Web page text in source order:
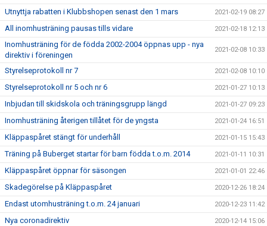
Utnyttja rabatten i Klubbshopen senast den 1 mars 2021-02-19 08:27
All inomhusträning pausas tills vidare 2021-02-18 12:13
Inomhusträning för de födda 2002-2004 öppnas upp - nya
direktiv i föreningen
2021-02-08 10:33
Styrelseprotokoll nr 7 2021-02-08 10:10
Styrelseprotokoll nr 5 och nr 6 2021-01-27 10:13
Inbjudan till skidskola och träningsgrupp längd 2021-01-27 09:23
Inomhusträning återigen tillåtet för de yngsta 2021-01-24 16:51
Kläppaspåret stängt för underhåll 2021-01-15 15:43
Träning på Buberget startar för barn födda t.o.m. 2014 2021-01-11 10:31
Kläppaspåret öppnar för säsongen 2021-01-01 22:46
Skadegörelse på Kläppaspåret 2020-12-26 18:24
Endast utomhusträning t.o.m. 24 januari 2020-12-23 11:42
Nya coronadirektiv 2020-12-14 15:06